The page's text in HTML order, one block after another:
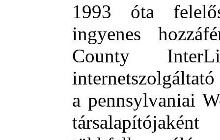
1993 óta
ingyenes
County
a pennsylvaniai